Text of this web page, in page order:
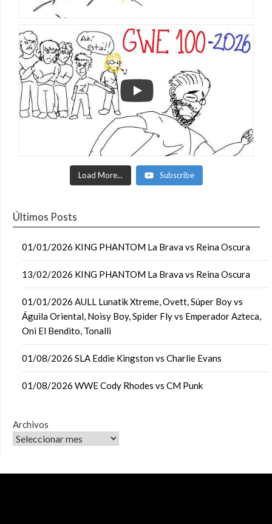
Load More... Subscribe
Últimos Posts
01/01/2026 KING PHANTOM La Brava vs Reina Oscura
13/02/2026 KING PHANTOM La Brava vs Reina Oscura
01/01/2026 AULL Lunatik Xtreme, Ovett, Súper Boy vs
Águila Oriental, Noisy Boy, Spider Fly vs Emperador Azteca,
Oni El Bendito, Tonalli
01/08/2026 SLA Eddie Kingston vs Charlie Evans
01/08/2026 WWE Cody Rhodes vs CM Punk
Archivos